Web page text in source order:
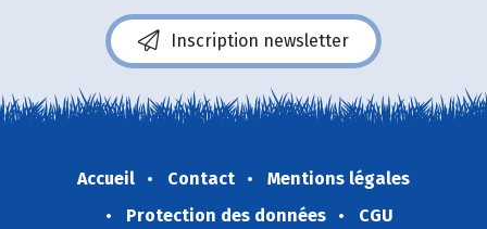
Inscription newsletter
Accueil Contact
Mentions légales
Protection des données
CGU